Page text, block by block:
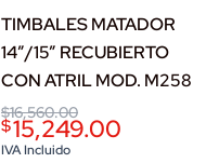
TIMBALES MATADOR
14”/15” RECUBIERTO
CON ATRIL MOD. M258
$16,560.00
Original
price
was:
$15,249.00
Current
price
is:
IVA Incluido